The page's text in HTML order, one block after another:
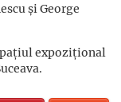
şi George
expozițional